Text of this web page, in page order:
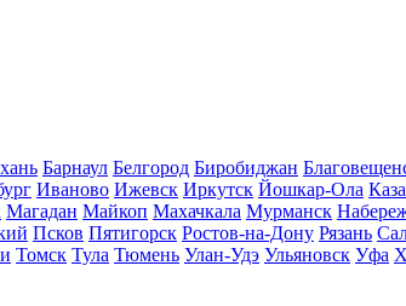
Барнаул Белгород Биробиджан
Иваново Ижевск Иркутск Йошкар-Ола
Магадан Майкоп Махачкала Мурманск
Псков Пятигорск Ростов-на-Дону Рязань
Томск Тула Тюмень Улан-Удэ Ульяновск Уфа